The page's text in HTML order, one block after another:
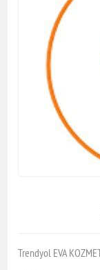
Trendyol EVA